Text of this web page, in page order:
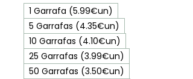
1 Garrafa (5.99€un)
5 Garrafas (4.35€un)
10 Garrafas (4.10€un)
25 Garrafas (3.99€un)
50 Garrafas (3.50€un)